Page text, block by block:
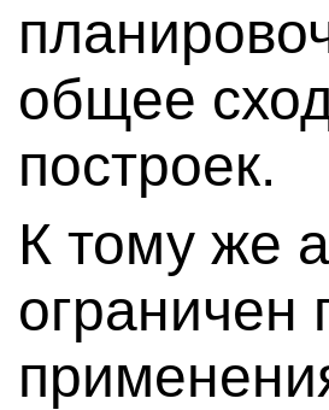
общее
построек.
К тому же
ограничен